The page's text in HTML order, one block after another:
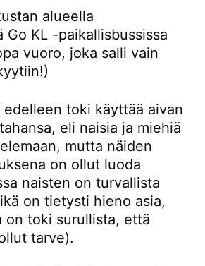
alueella
Go KL -paikallisbussissa
vuoro, joka salli vain
edelleen toki käyttää aivan
eli naisia ja miehiä
mutta näiden
on ollut luoda
naisten on turvallista
on tietysti hieno asia,
on toki surullista, että
tarve).